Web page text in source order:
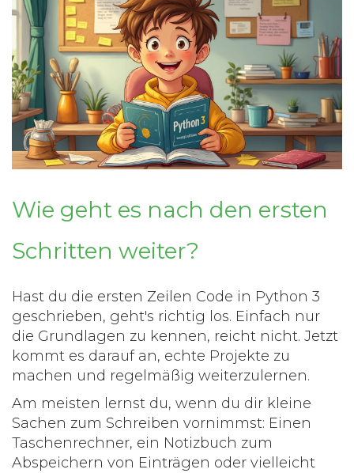
Wie geht es nach den ersten
Schritten weiter?
Hast du die ersten Zeilen Code in Python 3
geschrieben, geht's richtig los. Einfach nur
die Grundlagen zu kennen, reicht nicht. Jetzt
kommt es darauf an, echte Projekte zu
machen und regelmäßig weiterzulernen.
Am meisten lernst du, wenn du dir kleine
Sachen zum Schreiben vornimmst: Einen
Taschenrechner, ein Notizbuch zum
Abspeichern von Einträgen oder vielleicht